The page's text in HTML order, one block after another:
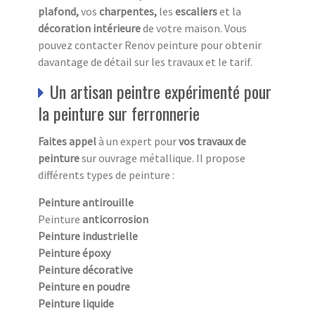
plafond,vos charpentes, les escalierset la
décoration intérieurede votre maison. Vous
pouvez contacter Renov peinture pour obtenir
davantage de détail sur les travaux et le tarif.
Un artisan peintre expérimenté pour
la peinture sur ferronnerie
Faites appelà un expert pourvos travaux de
peinturesur ouvrage métallique. Il propose
différents types de peinture :
Peinture antirouille
Peinture anticorrosion
Peinture industrielle
Peinture époxy
Peinture décorative
Peinture en poudre
Peinture liquide